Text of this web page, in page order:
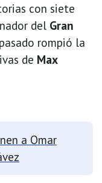
con siete
del Gran
rompió la
de Max
a Omar